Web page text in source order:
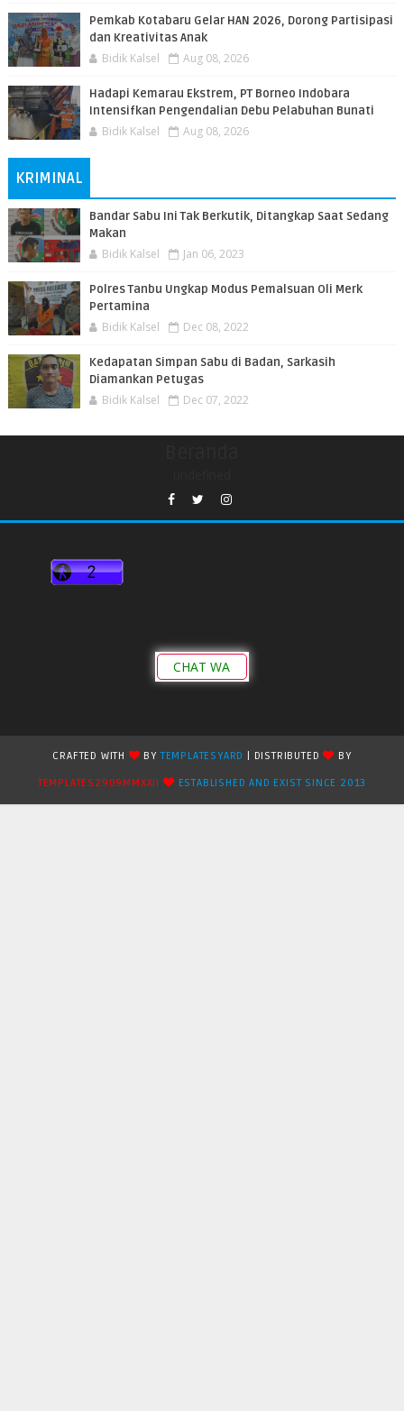
Pemkab Kotabaru Gelar HAN 2026, Dorong Partisipasi
dan Kreativitas Anak
Bidik Kalsel Aug 08, 2026
​Hadapi Kemarau Ekstrem, PT Borneo Indobara
Intensifkan Pengendalian Debu Pelabuhan Bunati
Bidik Kalsel Aug 08, 2026
KRIMINAL
Bandar Sabu Ini Tak Berkutik, Ditangkap Saat Sedang
Makan
Bidik Kalsel Jan 06, 2023
Polres Tanbu Ungkap Modus Pemalsuan Oli Merk
Pertamina
Bidik Kalsel Dec 08, 2022
Kedapatan Simpan Sabu di Badan, Sarkasih
Diamankan Petugas
Bidik Kalsel Dec 07, 2022
CHAT WA
CRAFTED WITH BYTEMPLATESYARD | DISTRIBUTED
BY
TEMPLATES2909MMXXII
ESTABLISHED AND EXIST SINCE 2013